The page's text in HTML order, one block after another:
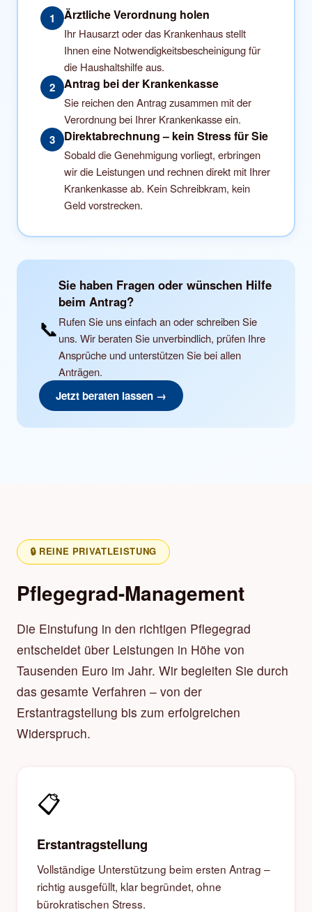
1 Ärztliche Verordnung holen
Ihr Hausarzt oder das Krankenhaus stellt
Ihnen eine Notwendigkeitsbescheinigung für
die Haushaltshilfe aus.
2 Antrag bei der Krankenkasse
Sie reichen den Antrag zusammen mit der
Verordnung bei Ihrer Krankenkasse ein.
3 Direktabrechnung – kein Stress für Sie
Sobald die Genehmigung vorliegt, erbringen
wir die Leistungen und rechnen direkt mit Ihrer
Krankenkasse ab. Kein Schreibkram, kein
Geld vorstrecken.
📞
Sie haben Fragen oder wünschen Hilfe
beim Antrag?
Rufen Sie uns einfach an oder schreiben Sie
uns. Wir beraten Sie unverbindlich, prüfen Ihre
Ansprüche und unterstützen Sie bei allen
Anträgen.
Jetzt beraten lassen →
🔒 REINE PRIVATLEISTUNG
Pflegegrad-Management
Die Einstufung in den richtigen Pflegegrad
entscheidet über Leistungen in Höhe von
Tausenden Euro im Jahr. Wir begleiten Sie durch
das gesamte Verfahren – von der
Erstantragstellung bis zum erfolgreichen
Widerspruch.
📋
Erstantragstellung
Vollständige Unterstützung beim ersten Antrag –
richtig ausgefüllt, klar begründet, ohne
bürokratischen Stress.